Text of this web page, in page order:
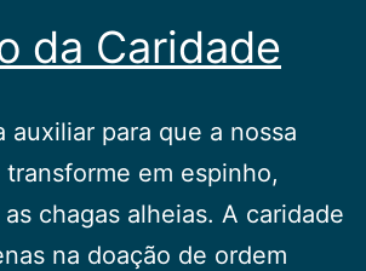
da Caridade
auxiliar para que a nossa
em espinho,
chagas alheias. A caridade
na doação de ordem